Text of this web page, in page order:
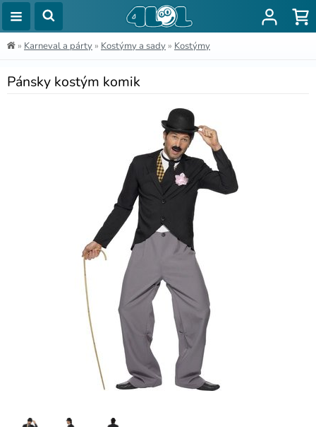
» Karneval a párty » Kostýmy a sady » Kostýmy
Pánsky kostým komik